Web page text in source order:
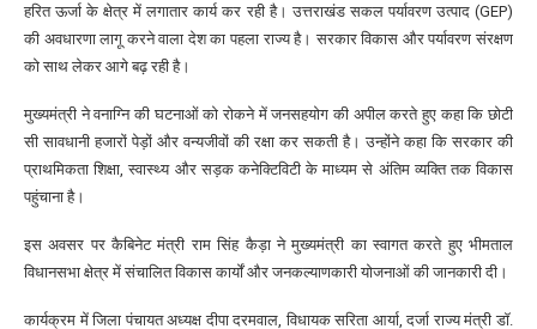
हरित ऊर्जा के क्षेत्र में लगातार कार्य कर रही है। उत्तराखंड सकल पर्यावरण उत्पाद (GEP)
की अवधारणा लागू करने वाला देश का पहला राज्य है। सरकार विकास और पर्यावरण संरक्षण
को साथ लेकर आगे बढ़ रही है।
मुख्यमंत्री ने वनाग्नि की घटनाओं को रोकने में जनसहयोग की अपील करते हुए कहा कि छोटी
सी सावधानी हजारों पेड़ों और वन्यजीवों की रक्षा कर सकती है। उन्होंने कहा कि सरकार की
प्राथमिकता शिक्षा, स्वास्थ्य और सड़क कनेक्टिविटी के माध्यम से अंतिम व्यक्ति तक विकास
पहुंचाना है।
इस अवसर पर कैबिनेट मंत्री राम सिंह कैड़ा ने मुख्यमंत्री का स्वागत करते हुए भीमताल
विधानसभा क्षेत्र में संचालित विकास कार्यों और जनकल्याणकारी योजनाओं की जानकारी दी।
कार्यक्रम में जिला पंचायत अध्यक्ष दीपा दरमवाल, विधायक सरिता आर्या, दर्जा राज्य मंत्री डॉ.